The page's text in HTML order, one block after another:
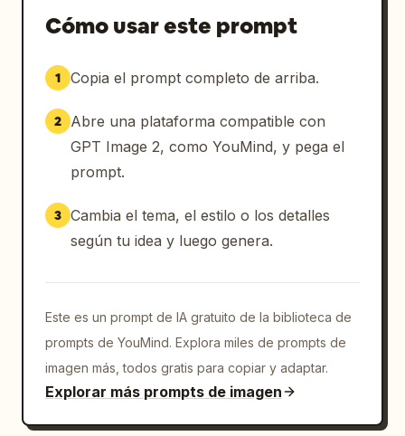
      "color_palette": "5 muestras de color"
    "bottom_footer": {
      "sections": [
        "MÚSICA ADECUADA",
        "ESLOGAN",
        "IMAGEN DE LA UNIDAD con 3 fotos
pequeñas de tablero de inspiración",
      ]
Cómo usar este prompt
1 Copia el prompt completo de arriba.
2
Abre una plataforma compatible con
GPT Image 2, como YouMind, y pega el
prompt.
3 Cambia el tema, el estilo o los detalles
según tu idea y luego genera.
Este es un prompt de IA gratuito de la biblioteca de
prompts de YouMind. Explora miles de prompts de
imagen más, todos gratis para copiar y adaptar.
Explorar más prompts de imagen